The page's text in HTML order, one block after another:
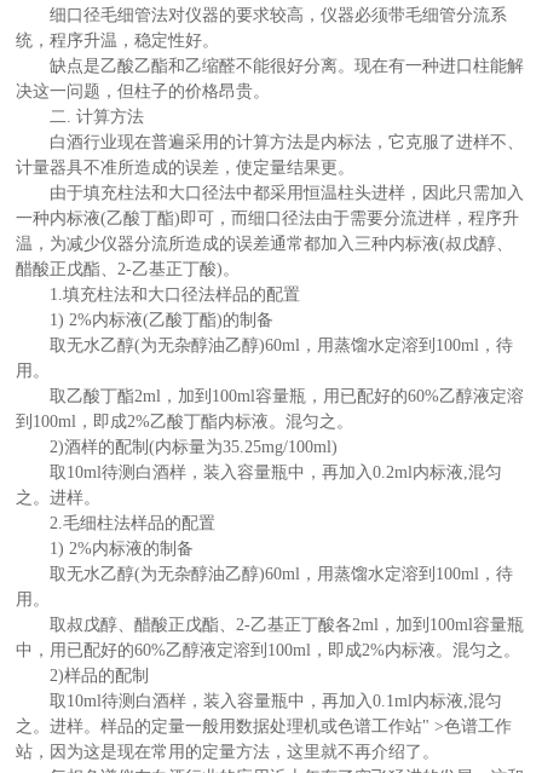
细口径毛细管法对仪器的要求较高，仪器必须带毛细管分流系
统，程序升温，稳定性好。
缺点是乙酸乙酯和乙缩醛不能很好分离。现在有一种进口柱能解
决这一问题，但柱子的价格昂贵。
二. 计算方法
白酒行业现在普遍采用的计算方法是内标法，它克服了进样不、
计量器具不准所造成的误差，使定量结果更。
由于填充柱法和大口径法中都采用恒温柱头进样，因此只需加入
一种内标液(乙酸丁酯)即可，而细口径法由于需要分流进样，程序升
温，为减少仪器分流所造成的误差通常都加入三种内标液(叔戊醇、
醋酸正戊酯、2-乙基正丁酸)。
1.填充柱法和大口径法样品的配置
1) 2%内标液(乙酸丁酯)的制备
取无水乙醇(为无杂醇油乙醇)60ml，用蒸馏水定溶到100ml，待
用。
取乙酸丁酯2ml，加到100ml容量瓶，用已配好的60%乙醇液定溶
到100ml，即成2%乙酸丁酯内标液。混匀之。
2)酒样的配制(内标量为35.25mg/100ml)
取10ml待测白酒样，装入容量瓶中，再加入0.2ml内标液,混匀
之。进样。
2.毛细柱法样品的配置
1) 2%内标液的制备
取无水乙醇(为无杂醇油乙醇)60ml，用蒸馏水定溶到100ml，待
用。
取叔戊醇、醋酸正戊酯、2-乙基正丁酸各2ml，加到100ml容量瓶
中，用已配好的60%乙醇液定溶到100ml，即成2%内标液。混匀之。
2)样品的配制
取10ml待测白酒样，装入容量瓶中，再加入0.1ml内标液,混匀
之。进样。样品的定量一般用数据处理机或色谱工作站" >色谱工作
站，因为这是现在常用的定量方法，这里就不再介绍了。